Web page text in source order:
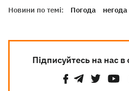
Новини по темі: Погода негода
Підписуйтесь на нас